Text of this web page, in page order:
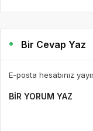
Bir Cevap Yaz
E-posta hesabınız
BIR YORUM YAZ